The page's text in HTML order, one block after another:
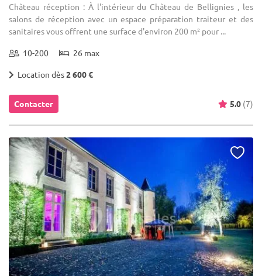
Château réception : À l'intérieur du Château de Bellignies , les
salons de réception avec un espace préparation traiteur et des
sanitaires vous offrent une surface d'environ 200 m² pour ...
10-200 26 max
Location dès2 600 €
Contacter 5.0 (7)